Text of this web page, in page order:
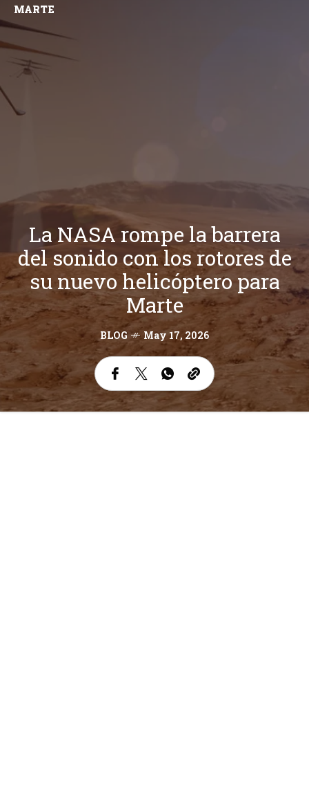
MARTE
La NASA rompe la barrera
del sonido con los rotores de
su nuevo helicóptero para
Marte
BLOG May 17, 2026